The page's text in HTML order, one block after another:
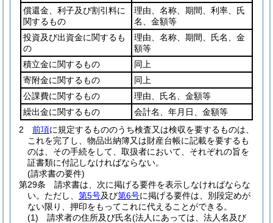
償還金、利子及び割引料に
関するもの
理由、名称、期間、利率、氏
名、金額等
投資及び出資金に関するも
の
理由、名称、期間、氏名、金
額等
積立金に関するもの
同上
寄附金に関するもの
同上
公課費に関するもの
理由、氏名、金額等
繰出金に関するもの
会計名、年月日、金額等
2
前項に規定するもののうち検査又は検収を要するものは、
これを完了し、物品出納簿又は財産台帳に記載を要するも
のは、その手続をして、取扱者において、それぞれの旨を
証書類に付記しなければならない。
(請求書の要件)
第29条
請求書は、次に掲げる要件を表示しなければならな
い。 ただし、 第5号及び第6号に掲げる要件は、別段定めが
ない限り、押印をもってこれに代えることができる。
(1)
請求者の住所及び氏名(法人にあっては、法人名及び